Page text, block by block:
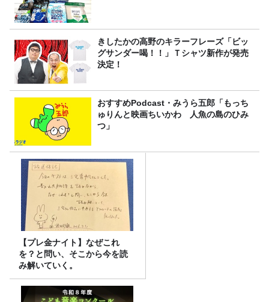
きしたかの高野のキラーフレーズ「ビッ
グサンダー喝！！」Ｔシャツ新作が発売
決定！
おすすめPodcast・みうら五郎「もっち
ゅりんと映画ちいかわ 人魚の島のひみ
つ」
【プレ金ナイト】なぜこれ
を？と問い、そこから今を読
み解いていく。